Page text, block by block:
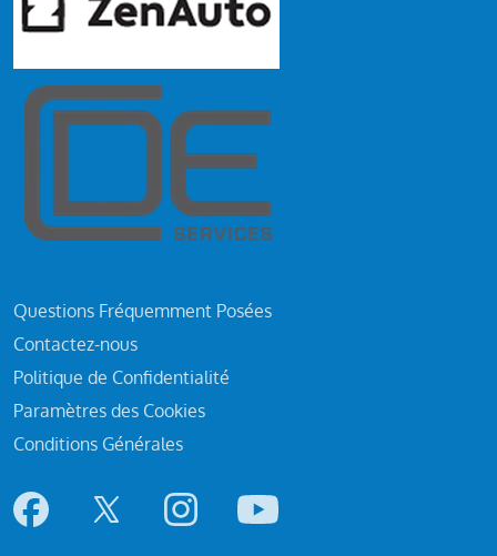
Questions Fréquemment Posées
Contactez-nous
Politique de Confidentialité
Paramètres des Cookies
Conditions Générales